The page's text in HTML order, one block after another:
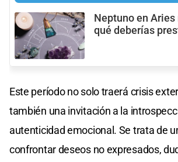
Neptuno en
qué deberías
Este período no solo traerá crisis
también una invitación a la
autenticidad emocional. Se trata de
confrontar deseos no expresados,